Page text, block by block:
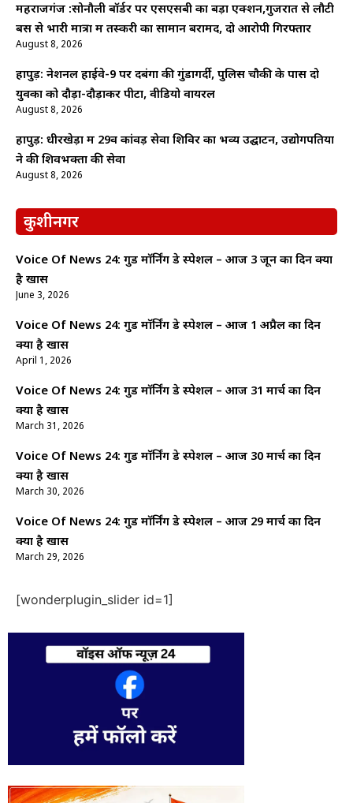
महराजगंज :सोनौली बॉर्डर पर एसएसबी का बड़ा एक्शन,गुजरात से लौटी
बस से भारी मात्रा में तस्करी का सामान बरामद, दो आरोपी गिरफ्तार
August 8, 2026
हापुड़: नेशनल हाईवे-9 पर दबंगों की गुंडागर्दी, पुलिस चौकी के पास दो
युवकों को दौड़ा-दौड़ाकर पीटा, वीडियो वायरल
August 8, 2026
हापुड़: धीरखेड़ा में 29वें कांवड़ सेवा शिविर का भव्य उद्घाटन, उद्योगपतियों
ने की शिवभक्तों की सेवा
August 8, 2026
कुशीनगर
Voice Of News 24: गुड माॅर्निंग डे स्पेशल – आज 3 जून का दिन क्यों
है खास
June 3, 2026
Voice Of News 24: गुड माॅर्निंग डे स्पेशल – आज 1 अप्रैल का दिन
क्यों है खास
April 1, 2026
Voice Of News 24: गुड माॅर्निंग डे स्पेशल – आज 31 मार्च का दिन
क्यों है खास
March 31, 2026
Voice Of News 24: गुड माॅर्निंग डे स्पेशल – आज 30 मार्च का दिन
क्यों है खास
March 30, 2026
Voice Of News 24: गुड माॅर्निंग डे स्पेशल – आज 29 मार्च का दिन
क्यों है खास
March 29, 2026
[wonderplugin_slider id=1]